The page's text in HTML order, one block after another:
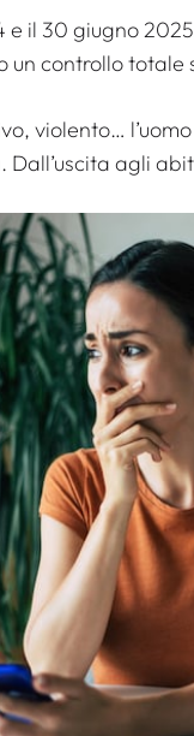
e il 30 giugno
un controllo totale
violento…
agli